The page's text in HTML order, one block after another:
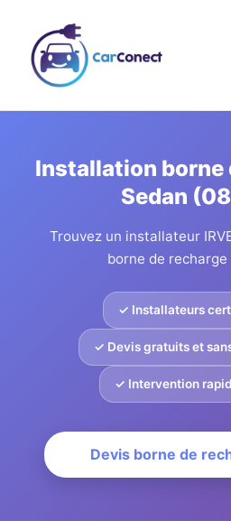
Installation borne
Sedan
Trouvez un installateur
borne de
✓ Installateurs
✓ Devis gratuits et
✓ Intervention
Devis borne de